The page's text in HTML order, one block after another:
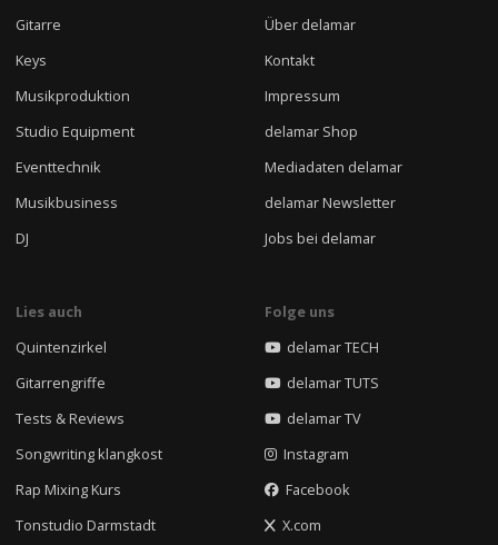
Gitarre
Keys
Musikproduktion
Studio Equipment
Eventtechnik
Musikbusiness
DJ
Über delamar
Kontakt
Impressum
delamar Shop
Mediadaten delamar
delamar Newsletter
Jobs bei delamar
Lies auch
Quintenzirkel
Gitarrengriffe
Tests & Reviews
Songwriting klangkost
Rap Mixing Kurs
Tonstudio Darmstadt
Folge uns
delamar TECH
delamar TUTS
delamar TV
Instagram
Facebook
X.com